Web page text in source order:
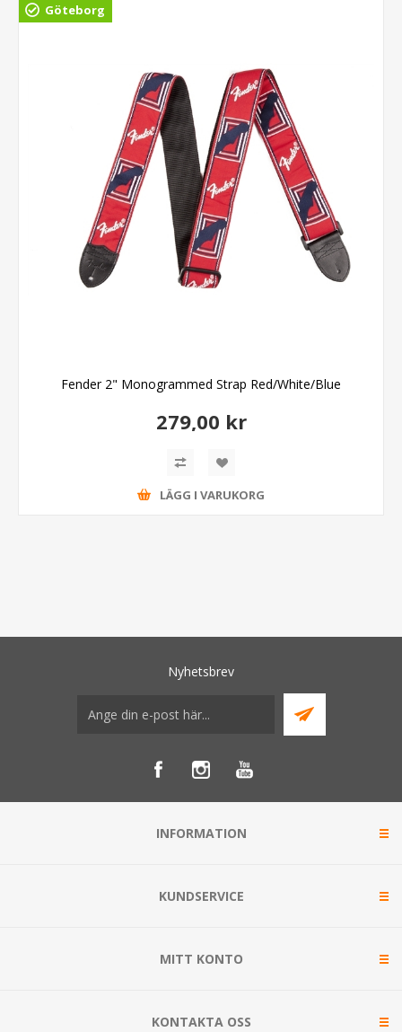
Göteborg
Fender 2" Monogrammed Strap Red/White/Blue
279,00 kr
LÄGG I VARUKORG
Nyhetsbrev
INFORMATION
KUNDSERVICE
MITT KONTO
KONTAKTA OSS